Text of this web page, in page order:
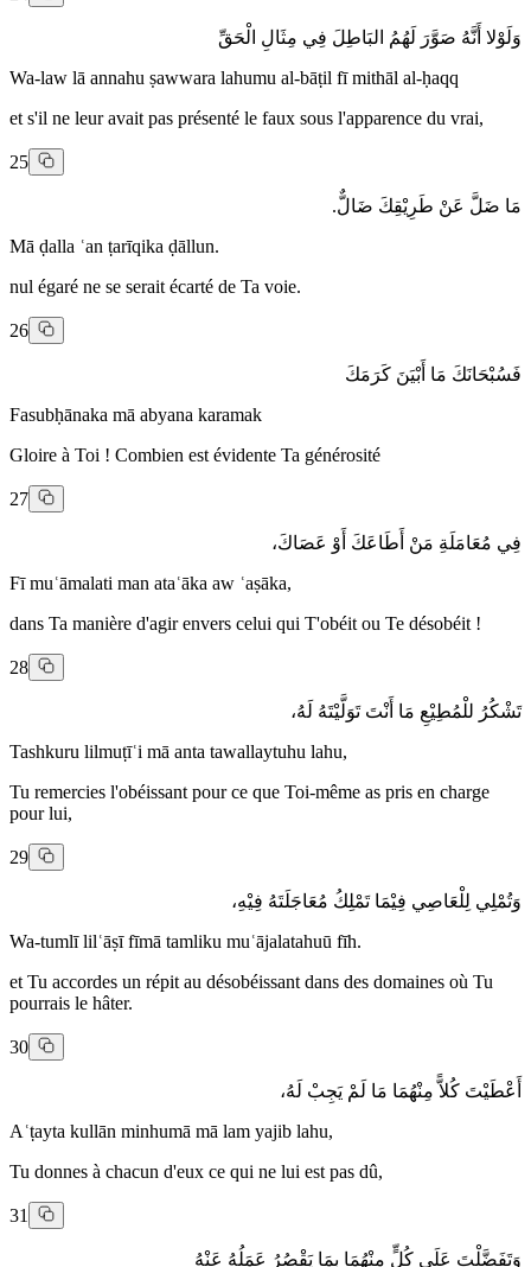
وَلَوْلا أَنَّهُ صَوَّرَ لَهُمُ البَاطِلَ فِي مِثَالِ الْحَقِّ
Wa-law lā annahu ṣawwara lahumu al-bāṭil fī mithāl al-ḥaqq
et s'il ne leur avait pas présenté le faux sous l'apparence du vrai,
25
مَا ضَلَّ عَنْ طَرِيْقِكَ ضَالٌّ.
Mā ḍalla ʿan ṭarīqika ḍāllun.
nul égaré ne se serait écarté de Ta voie.
26
فَسُبْحَانَكَ مَا أَبْيَنَ كَرَمَكَ
Fasubḥānaka mā abyana karamak
Gloire à Toi ! Combien est évidente Ta générosité
27
فِي مُعَامَلَةِ مَنْ أَطَاعَكَ أَوْ عَصَاكَ،
Fī muʿāmalati man ataʿāka aw ʿaṣāka,
dans Ta manière d'agir envers celui qui T'obéit ou Te désobéit !
28
تَشْكُرُ للْمُطِيْعِ مَا أَنْتَ تَوَلَّيْتَهُ لَهُ،
Tashkuru lilmuṭīʿi mā anta tawallaytuhu lahu,
Tu remercies l'obéissant pour ce que Toi-même as pris en charge
pour lui,
29
وَتُمْلِي لِلْعَاصِي فِيْمَا تَمْلِكُ مُعَاجَلَتَهُ فِيْهِ،
Wa-tumlī lilʿāṣī fīmā tamliku muʿājalatahuū fīh.
et Tu accordes un répit au désobéissant dans des domaines où Tu
pourrais le hâter.
30
أَعْطَيْتَ كُلاًّ مِنْهُمَا مَا لَمْ يَجِبْ لَهُ،
Aʿṭayta kullān minhumā mā lam yajib lahu,
Tu donnes à chacun d'eux ce qui ne lui est pas dû,
31
وَتَفَضَّلْتَ عَلَى كُلٍّ مِنْهُمَا بِمَا يَقْصُرُ عَمَلُهُ عَنْهُ